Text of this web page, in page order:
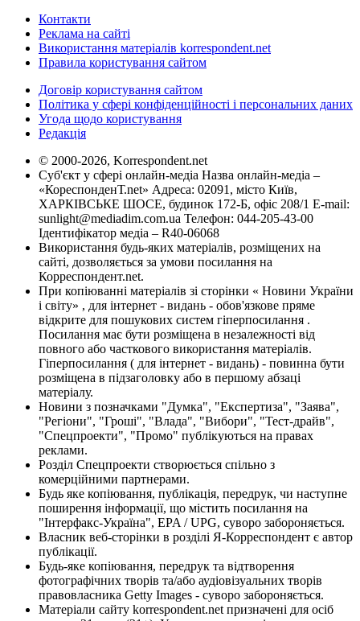
Контакти
Реклама на сайті
Використання матеріалів korrespondent.net
Правила користування сайтом
Договір користування сайтом
Політика у сфері конфіденційності і персональних даних
Угода щодо користування
Редакція
© 2000-2026, Korrespondent.net
Суб'єкт у сфері онлайн-медіа Назва онлайн-медіа –
«КореспонденТ.net» Адреса: 02091, місто Київ,
ХАРКІВСЬКЕ ШОСЕ, будинок 172-Б, офіс 208/1 E-mail:
sunlight@mediadim.com.ua Телефон: 044-205-43-00
Ідентифікатор медіа – R40-06068
Використання будь-яких матеріалів, розміщених на
сайті, дозволяється за умови посилання на
Корреспондент.net.
При копіюванні матеріалів зі сторінки « Новини України
і світу» , для інтернет - видань - обов'язкове пряме
відкрите для пошукових систем гіперпосилання .
Посилання має бути розміщена в незалежності від
повного або часткового використання матеріалів.
Гіперпосилання ( для інтернет - видань) - повинна бути
розміщена в підзаголовку або в першому абзаці
матеріалу.
Новини з позначками "Думка", "Експертиза", "Заява",
"Регіони", "Гроші", "Влада", "Вибори", "Тест-драйв",
"Спецпроекти", "Промо" публікуються на правах
реклами.
Розділ Спецпроекти створюється спільно з
комерційними партнерами.
Будь яке копіювання, публікація, передрук, чи наступне
поширення інформації, що містить посилання на
"Інтерфакс-Україна", EPA / UPG, суворо забороняється.
Власник веб-сторінки в розділі Я-Корреспондент є автор
публікації.
Будь-яке копіювання, передрук та відтворення
фотографічних творів та/або аудіовізуальних творів
правовласника Getty Images - суворо забороняється.
Матеріали сайту korrespondent.net призначені для осіб